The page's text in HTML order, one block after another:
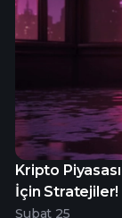
Kripto
İçin Stratejiler!
Şubat 25